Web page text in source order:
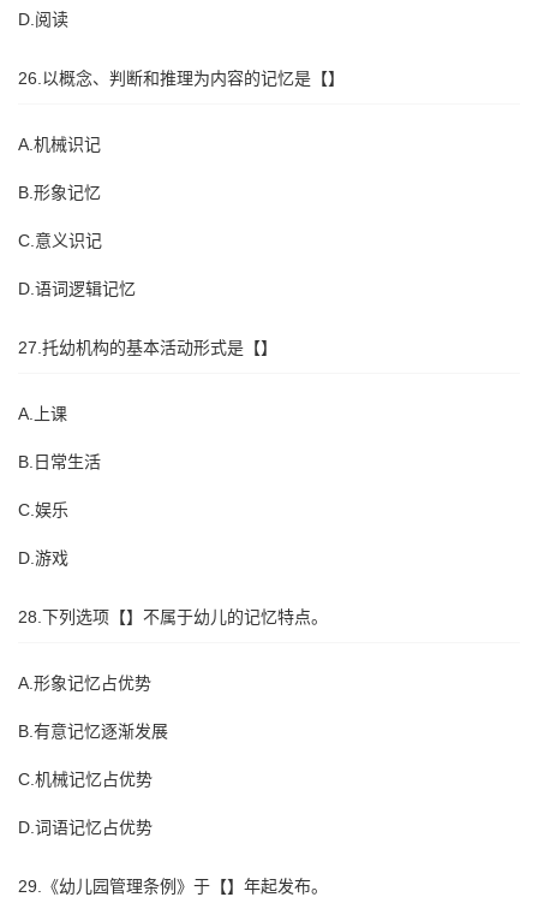
D.阅读
26.以概念、判断和推理为内容的记忆是【】
A.机械识记
B.形象记忆
C.意义识记
D.语词逻辑记忆
27.托幼机构的基本活动形式是【】
A.上课
B.日常生活
C.娱乐
D.游戏
28.下列选项【】不属于幼儿的记忆特点。
A.形象记忆占优势
B.有意记忆逐渐发展
C.机械记忆占优势
D.词语记忆占优势
29.《幼儿园管理条例》于【】年起发布。